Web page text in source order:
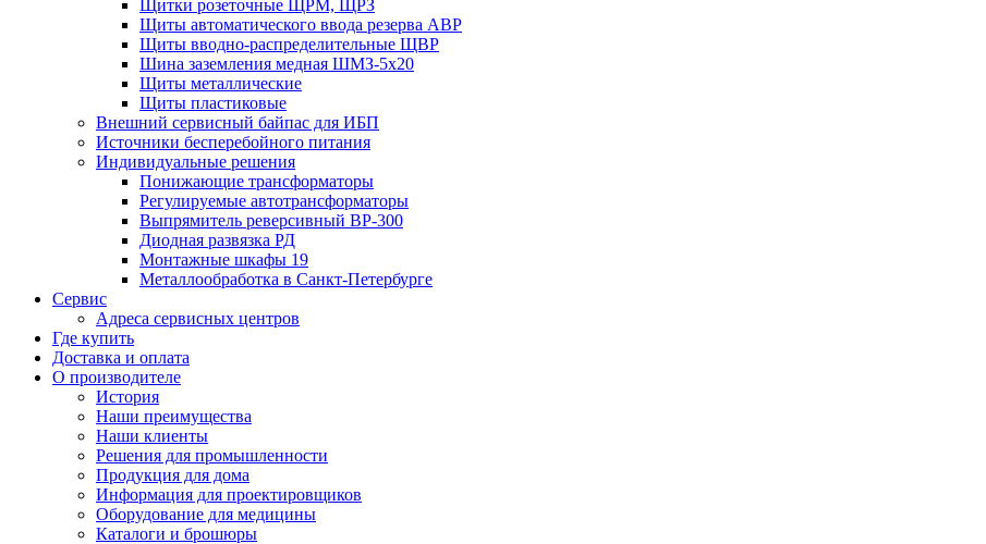
Щитки розеточные ЩРМ, ЩРЗ
Щиты автоматического ввода резерва АВР
Щиты вводно-распределительные ЩВР
Шина заземления медная ШМЗ-5х20
Щиты металлические
Щиты пластиковые
Внешний сервисный байпас для ИБП
Источники бесперебойного питания
Индивидуальные решения
Понижающие трансформаторы
Регулируемые автотрансформаторы
Выпрямитель реверсивный ВР-300
Диодная развязка РД
Монтажные шкафы 19
Металлообработка в Санкт-Петербурге
Сервис
Адреса сервисных центров
Где купить
Доставка и оплата
О производителе
История
Наши преимущества
Наши клиенты
Решения для промышленности
Продукция для дома
Информация для проектировщиков
Оборудование для медицины
Каталоги и брошюры